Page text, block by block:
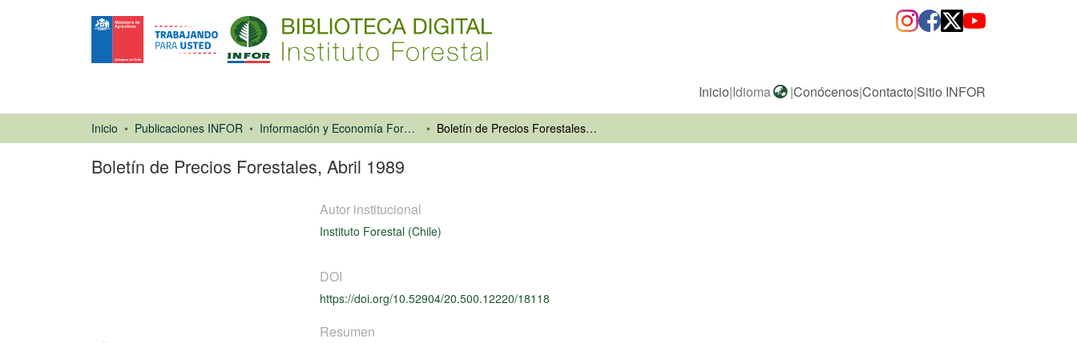
Inicio|Idioma |Conócenos|Contacto|Sitio INFOR
Inicio Publicaciones INFOR Información y Economía Forestal Boletín de Precios Forestales, Abril 1989
Boletín de Precios Forestales, Abril 1989
Autor institucional
Instituto Forestal (Chile)
DOI
https://doi.org/10.52904/20.500.12220/18118
Resumen